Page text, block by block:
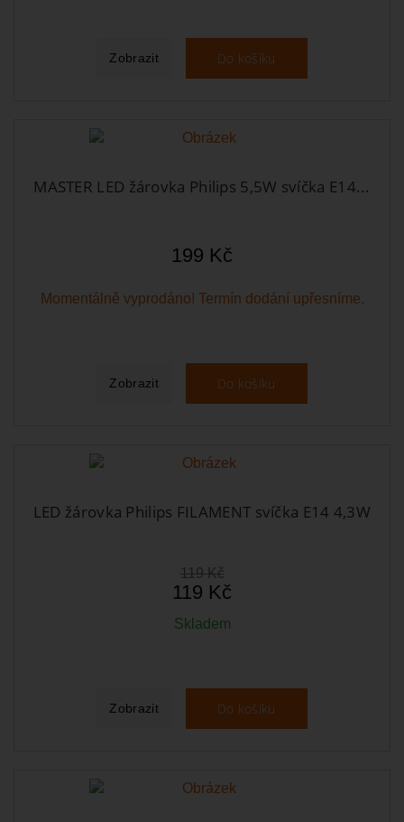
Zobrazit Do košíku
MASTER LED žárovka Philips 5,5W svíčka E14...
199 Kč
Momentálně vyprodáno! Termín dodání upřesníme.
Zobrazit Do košíku
LED žárovka Philips FILAMENT svíčka E14 4,3W
119 Kč
119 Kč
Skladem
Zobrazit Do košíku